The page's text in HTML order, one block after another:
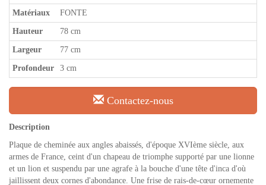
Matériaux FONTE
Hauteur 78 cm
Largeur 77 cm
Profondeur 3 cm
Contactez-nous
Description
Plaque de cheminée aux angles abaissés, d'époque XVIème siècle, aux
armes de France, ceint d'un chapeau de triomphe supporté par une lionne
et un lion et suspendu par une agrafe à la bouche d'une tête d'inca d'où
jaillissent deux cornes d'abondance. Une frise de rais-de-cœur ornemente